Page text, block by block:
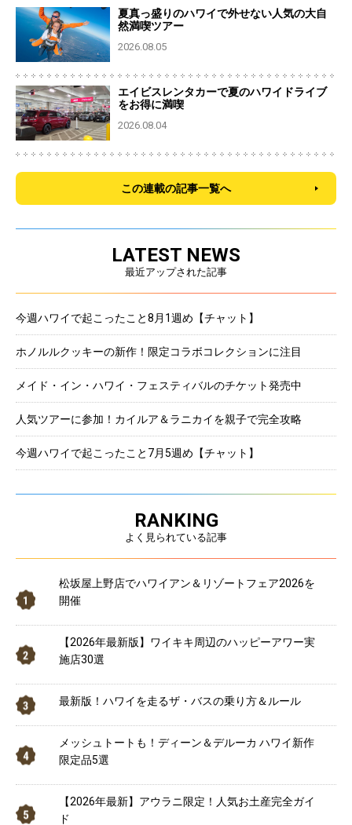
夏真っ盛りのハワイで外せない人気の大自
然満喫ツアー
2026.08.05
エイビスレンタカーで夏のハワイドライブ
をお得に満喫
2026.08.04
この連載の記事一覧へ
LATEST NEWS
最近アップされた記事
今週ハワイで起こったこと8月1週め【チャット】
ホノルルクッキーの新作！限定コラボコレクションに注目
メイド・イン・ハワイ・フェスティバルのチケット発売中
人気ツアーに参加！カイルア＆ラニカイを親子で完全攻略
今週ハワイで起こったこと7月5週め【チャット】
RANKING
よく見られている記事
松坂屋上野店でハワイアン＆リゾートフェア2026を
開催
【2026年最新版】ワイキキ周辺のハッピーアワー実
施店30選
最新版！ハワイを走るザ・バスの乗り方＆ルール
メッシュトートも！ディーン＆デルーカ ハワイ新作
限定品5選
【2026年最新】アウラニ限定！人気お土産完全ガイ
ド